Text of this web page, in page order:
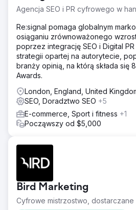
Agencja SEO i PR cyfrowego w
Re:signal pomaga globalnym
osiąganiu zrównoważonego
poprzez integrację SEO i Digital
strategii opartej na autorytecie,
branży opinią, na którą składa się
Awards.
London, England, United
SEO, Doradztwo SEO +5
E-commerce, Sport i fitness +1
Począwszy od $5,000
Bird Marketing
Cyfrowe mistrzostwo,